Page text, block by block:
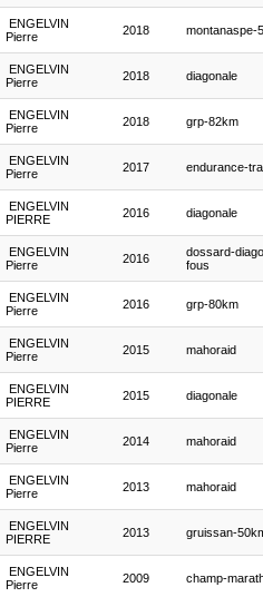
ENGELVIN
Pierre
2018 montanaspe-
ENGELVIN
Pierre
2018 diagonale
ENGELVIN
Pierre
2018 grp-82km
ENGELVIN
Pierre
2017 endurance-
ENGELVIN
PIERRE
2016 diagonale
ENGELVIN
Pierre
2016
dossard-
fous
ENGELVIN
Pierre
2016 grp-80km
ENGELVIN
Pierre
2015 mahoraid
ENGELVIN
PIERRE
2015 diagonale
ENGELVIN
Pierre
2014 mahoraid
ENGELVIN
Pierre
2013 mahoraid
ENGELVIN
PIERRE
2013 gruissan-
ENGELVIN
Pierre
2009 champ-